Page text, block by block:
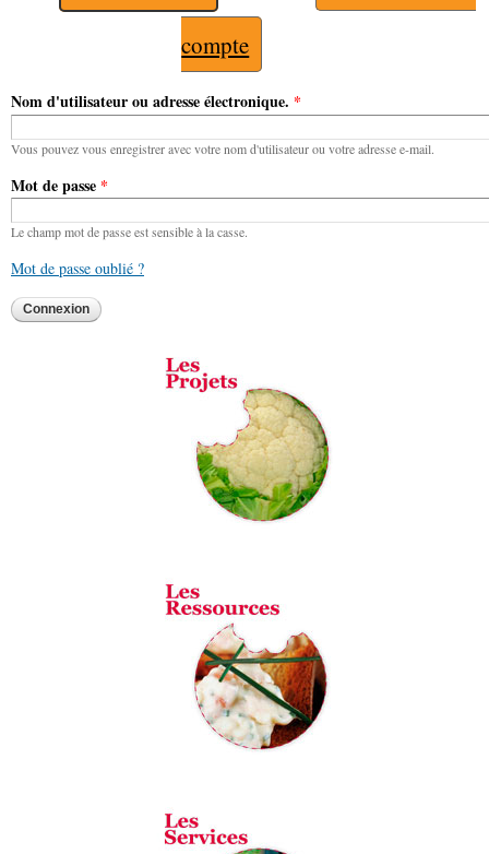
compte
Nom d'utilisateur ou adresse électronique. *
Vous pouvez vous enregistrer avec votre nom d'utilisateur ou votre adresse e-mail.
Mot de passe *
Le champ mot de passe est sensible à la casse.
Mot de passe oublié ?